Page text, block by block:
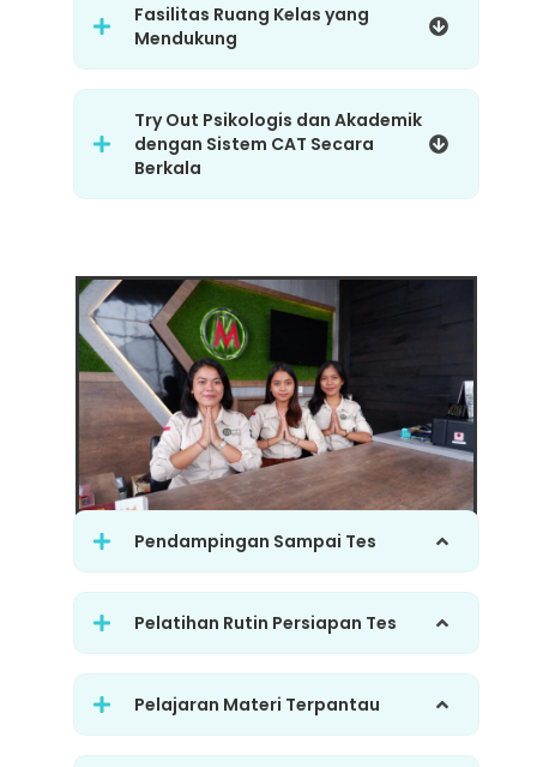
Pendampingan Sampai Tes
Pelatihan Rutin Persiapan Tes
Pelajaran Materi Terpantau
Fasilitas Ruang Kelas yang
Mendukung
Try Out Psikologis dan Akademik
dengan Sistem CAT Secara
Berkala